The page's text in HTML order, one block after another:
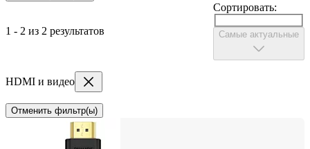
1 - 2 из 2 результатов
Сортировать:
Самые актуальные
HDMI и видео
Отменить фильтр(ы)